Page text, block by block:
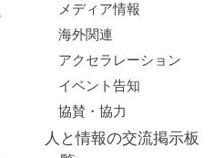
メディア情報
海外関連
アクセラレーション
イベント告知
協賛・協力
人と情報の交流掲示板